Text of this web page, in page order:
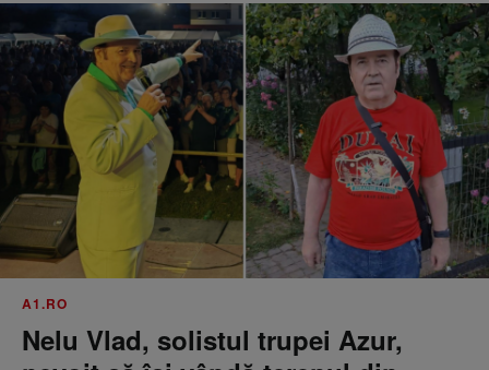
A1.RO
Nelu Vlad, solistul trupei Azur,